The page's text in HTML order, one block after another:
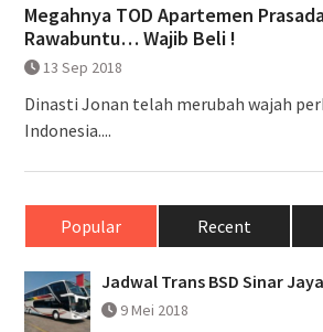
Megahnya TOD Apartemen
Rawabuntu… Wajib Beli !
13 Sep 2018
Dinasti Jonan telah merubah wajah
Indonesia....
Popular Recent
Jadwal Trans BSD Sinar Jaya
9 Mei 2018